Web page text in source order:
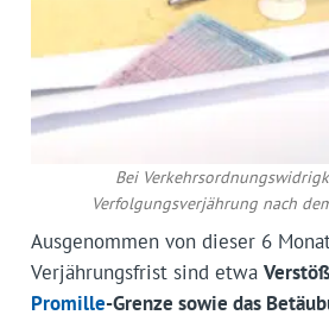
Bei
Verfolgungsverjährung nach
Ausgenommen von dieser 6
Verjährungsfrist sind etwa
Promille-Grenze sowie das